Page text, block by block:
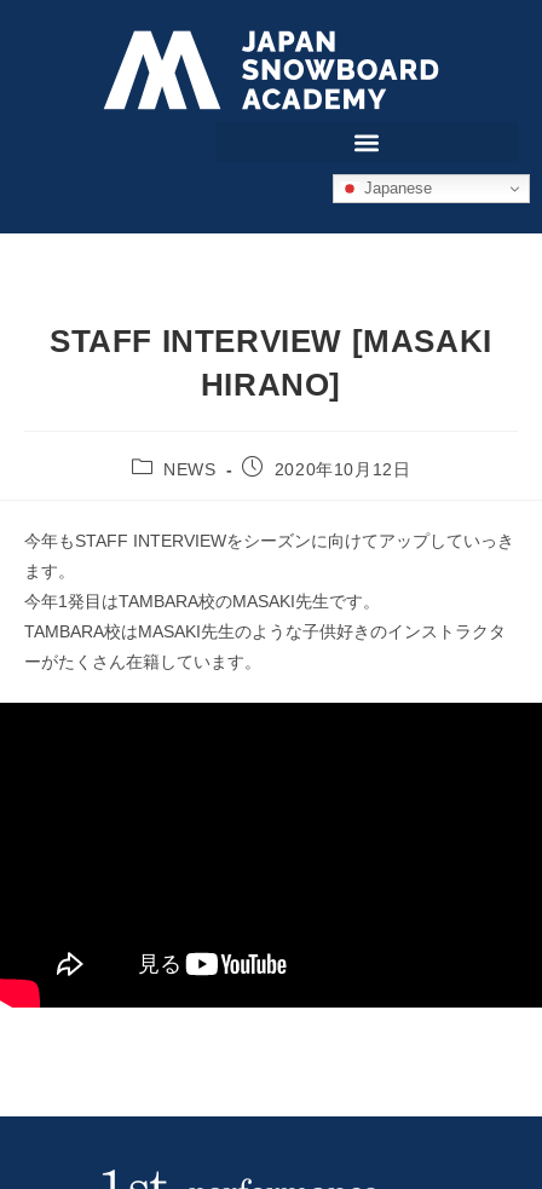
Japanese
STAFF INTERVIEW [MASAKI
HIRANO]
NEWS 2020年10月12日
今年もSTAFF INTERVIEWをシーズンに向けてアップしていっき
ます。
今年1発目はTAMBARA校のMASAKI先生です。
TAMBARA校はMASAKI先生のような子供好きのインストラクタ
ーがたくさん在籍しています。